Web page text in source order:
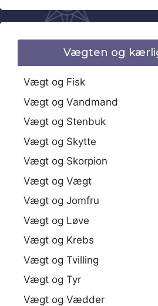
Vægten og
Vægt og Fisk
Vægt og Vandmand
Vægt og Stenbuk
Vægt og Skytte
Vægt og Skorpion
Vægt og Vægt
Vægt og Jomfru
Vægt og Løve
Vægt og Krebs
Vægt og Tvilling
Vægt og Tyr
Vægt og Vædder